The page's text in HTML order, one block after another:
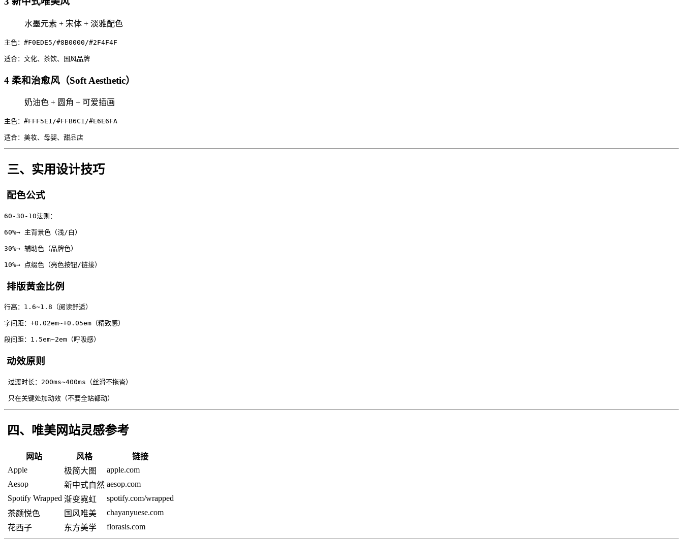
水墨元素 + 宋体 + 淡雅配色
主色：#F0EDE5/#8B0000/#2F4F4F
适合：文化、茶饮、国风品牌
4️ 柔和治愈风（Soft Aesthetic）
奶油色 + 圆角 + 可爱插画
主色：#FFF5E1/#FFB6C1/#E6E6FA
适合：美妆、母婴、甜品店
三、实用设计技巧
配色公式
60-30-10法则：
60%→ 主背景色（浅/白）
30%→ 辅助色（品牌色）
10%→ 点缀色（亮色按钮/链接）
排版黄金比例
行高：1.6~1.8（阅读舒适）
字间距：+0.02em~+0.05em（精致感）
段间距：1.5em~2em（呼吸感）
动效原则
过渡时长：200ms~400ms（丝滑不拖沓）
只在关键处加动效（不要全站都动）
四、唯美网站灵感参考
网站 风格
链接
Apple
极简大图
apple.com
Aesop
新中式自然 aesop.com
Spotify Wrapped 渐变霓虹
spotify.com/wrapped
茶颜悦色
国风唯美
chayanyuese.com
花西子
东方美学 florasis.com